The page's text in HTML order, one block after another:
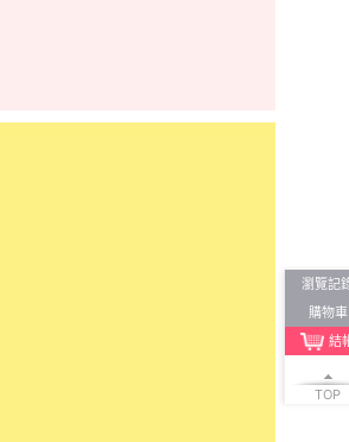
瀏覽記
購物車
結
TOP